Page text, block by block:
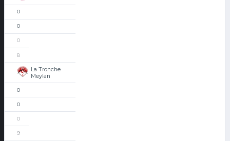
0
0
0
8
La Tronche
Meylan
0
0
0
9